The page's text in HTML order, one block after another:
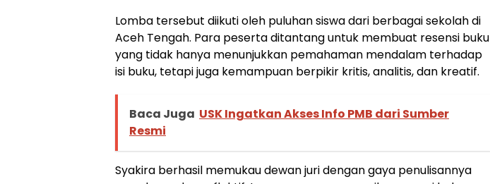
Lomba tersebut diikuti oleh puluhan siswa dari berbagai sekolah di
Aceh Tengah. Para peserta ditantang untuk membuat resensi buku
yang tidak hanya menunjukkan pemahaman mendalam terhadap
isi buku, tetapi juga kemampuan berpikir kritis, analitis, dan kreatif.
Baca Juga USK Ingatkan Akses Info PMB dari Sumber
Resmi
Syakira berhasil memukau dewan juri dengan gaya penulisannya